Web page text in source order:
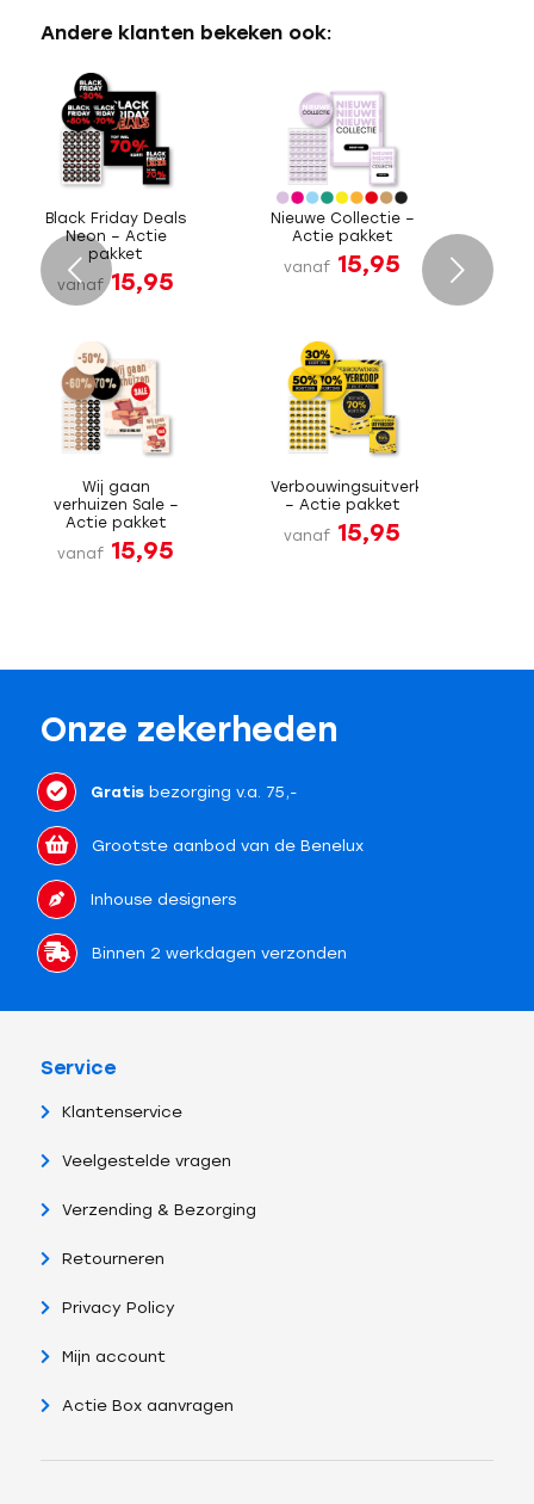
Andere klanten bekeken ook:
Black Friday Deals
Neon – Actie
pakket
vanaf15,95
Nieuwe Collectie –
Actie pakket
vanaf 15,95
Wij gaan
verhuizen Sale –
Actie pakket
vanaf 15,95
Verbouwingsuitverkoop
– Actie pakket
vanaf 15,95
Volgende
Onze zekerheden
Gratisbezorging v.a. 75,-
Grootste aanbod van de Benelux
Inhouse designers
Binnen 2 werkdagen verzonden
Service
Klantenservice
Veelgestelde vragen
Verzending & Bezorging
Retourneren
Privacy Policy
Mijn account
Actie Box aanvragen